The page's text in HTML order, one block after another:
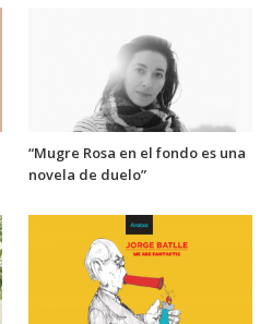
“Mugre Rosa en el fondo es una
novela de duelo”